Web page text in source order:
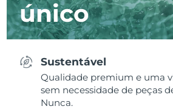
único
Sustentável
Qualidade premium e uma
sem necessidade de peças
Nunca.